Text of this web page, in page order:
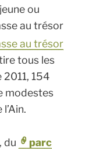
ou
au trésor
au trésor
tous les
154
modestes
du
parc